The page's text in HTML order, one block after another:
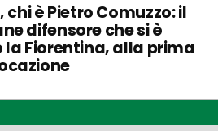
chi è Pietro Comuzzo: il
difensore che si è
la Fiorentina, alla prima